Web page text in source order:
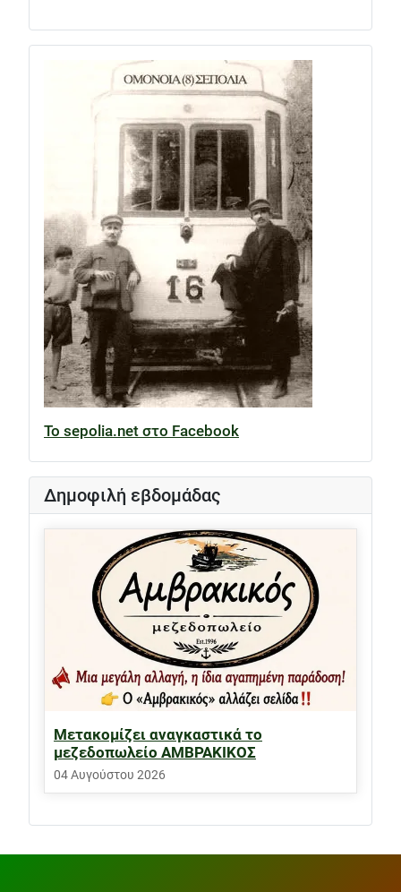
Το sepolia.net στο Facebook
Δημοφιλή εβδομάδας
Μετακομίζει αναγκαστικά το
μεζεδοπωλείο ΑΜΒΡΑΚΙΚΟΣ
04 Αυγούστου 2026